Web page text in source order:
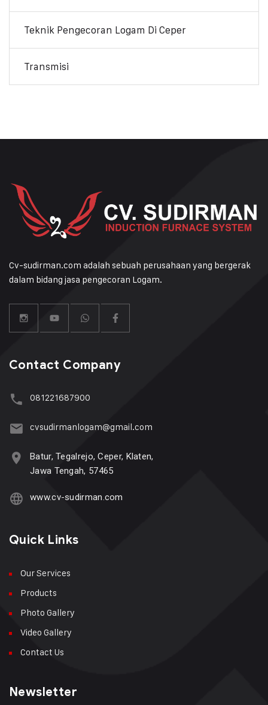
Teknik Pengecoran Logam Di Ceper
Transmisi
Cv-sudirman.com adalah sebuah perusahaan yang bergerak
dalam bidang jasa pengecoran Logam.
Contact Company
081221687900
cvsudirmanlogam@gmail.com
Batur, Tegalrejo, Ceper, Klaten,
Jawa Tengah, 57465
www.cv-sudirman.com
Quick Links
Our Services
Products
Photo Gallery
Video Gallery
Contact Us
Newsletter